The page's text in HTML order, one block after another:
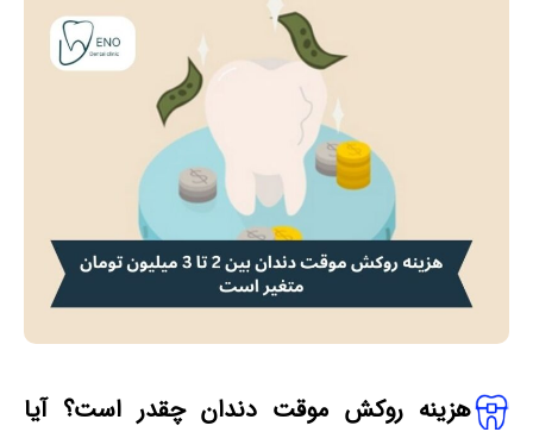
هزینه روکش موقت دندان چقدر است؟ آیا